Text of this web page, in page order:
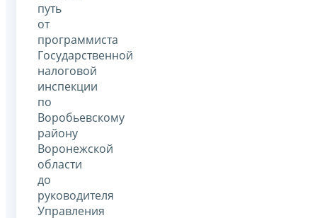
путь
от
программиста
Государственной
налоговой
инспекции
по
Воробьевскому
району
Воронежской
области
до
руководителя
Управления